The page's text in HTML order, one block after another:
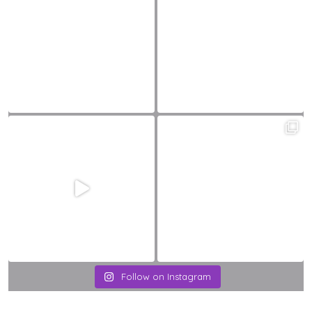
Follow on Instagram